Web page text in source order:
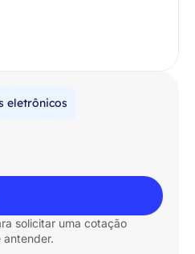
eletrônicos
solicitar uma cotação
antender.